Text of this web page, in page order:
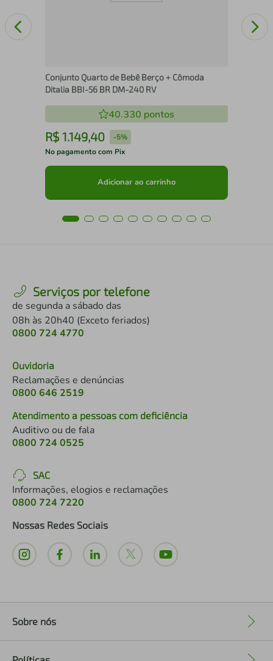
Conjunto Quarto de Bebê Berço + Cômoda
Ditalia BBI-56 BR DM-240 RV
40.330 pontos
R$ 1.149,40 -5%
No pagamento com Pix
Adicionar ao carrinho
Serviços por telefone
de segunda a sábado das
08h às 20h40 (Exceto feriados)
0800 724 4770
Ouvidoria
Reclamações e denúncias
0800 646 2519
Atendimento a pessoas com deficiência
Auditivo ou de fala
0800 724 0525
SAC
Informações, elogios e reclamações
0800 724 7220
Nossas Redes Sociais
Sobre nós